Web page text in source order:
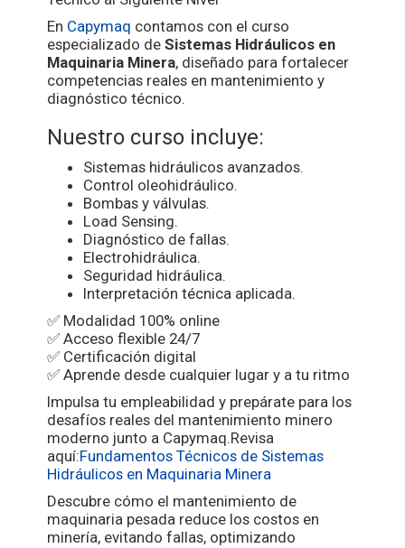
En Capymaq contamos con el curso
especializado deSistemas Hidráulicos en
Maquinaria Minera, diseñado para fortalecer
competencias reales en mantenimiento y
diagnóstico técnico.
Nuestro curso incluye:
Sistemas hidráulicos avanzados.
Control oleohidráulico.
Bombas y válvulas.
Load Sensing.
Diagnóstico de fallas.
Electrohidráulica.
Seguridad hidráulica.
Interpretación técnica aplicada.
✅ Modalidad 100% online
✅ Acceso flexible 24/7
✅ Certificación digital
✅ Aprende desde cualquier lugar y a tu ritmo
Impulsa tu empleabilidad y prepárate para los
desafíos reales del mantenimiento minero
moderno junto a Capymaq.Revisa
aquí:Fundamentos Técnicos de Sistemas
Hidráulicos en Maquinaria Minera
Descubre cómo el mantenimiento de
maquinaria pesada reduce los costos en
minería, evitando fallas, optimizando